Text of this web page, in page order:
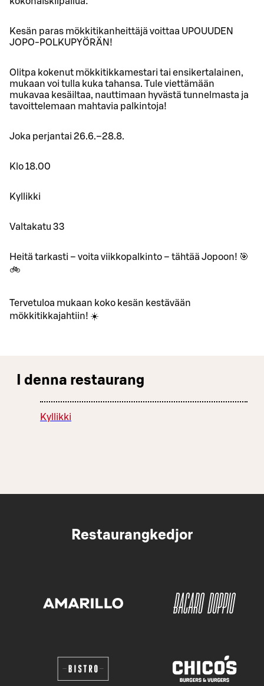
Kesän paras mökkitikanheittäjä voittaa UPOUUDEN
JOPO-POLKUPYÖRÄN!
Olitpa kokenut mökkitikkamestari tai ensikertalainen,
mukaan voi tulla kuka tahansa. Tule viettämään
mukavaa kesäiltaa, nauttimaan hyvästä tunnelmasta ja
tavoittelemaan mahtavia palkintoja!
Joka perjantai 26.6.–28.8.
Klo 18.00
Kyllikki
Valtakatu 33
Heitä tarkasti – voita viikkopalkinto – tähtää Jopoon! 🎯
🚲
Tervetuloa mukaan koko kesän kestävään
mökkitikkajahtiin! ☀️
I denna restaurang
Kyllikki
Restaurangkedjor